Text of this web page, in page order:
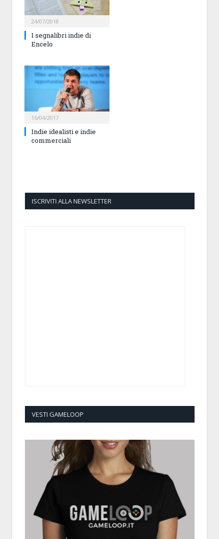
24/07/2018
I segnalibri indie di
Encelo
16/04/2017
Indie idealisti e indie
commerciali
ISCRIVITI ALLA NEWSLETTER
VESTI GAMELOOP